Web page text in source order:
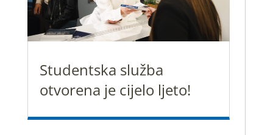
Studentska služba
otvorena je cijelo ljeto!